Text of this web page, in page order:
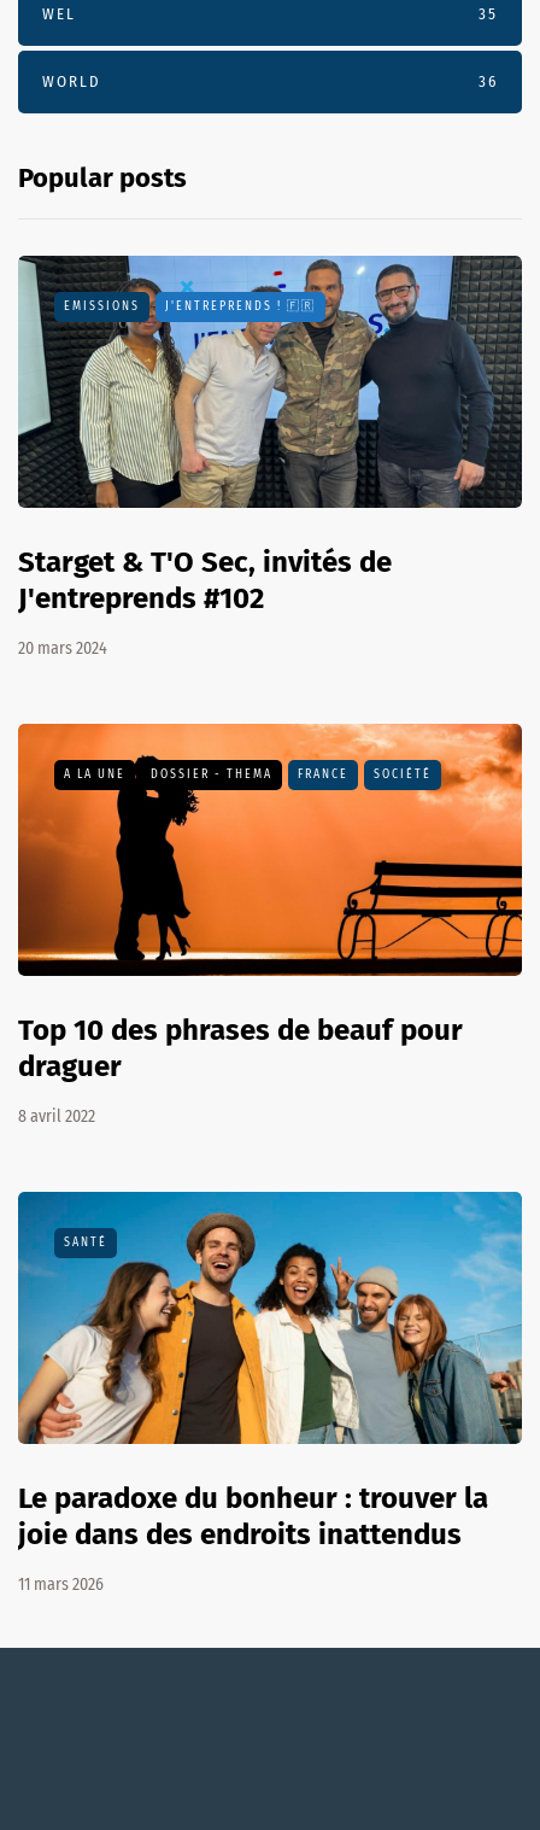
WEL 35
WORLD 36
Popular posts
EMISSIONS J'ENTREPRENDS ! 🇫🇷
Starget & T'O Sec, invités de
J'entreprends #102
20 mars 2024
A LA UNE DOSSIER - THEMA FRANCE SOCIÉTÉ
Top 10 des phrases de beauf pour
draguer
8 avril 2022
SANTÉ
Le paradoxe du bonheur : trouver la
joie dans des endroits inattendus
11 mars 2026